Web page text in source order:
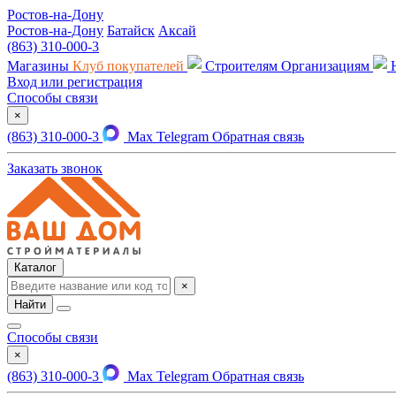
Ростов-на-Дону
Ростов-на-Дону Батайск Аксай
(863) 310-000-3
Магазины Клуб покупателей Строителям Организациям
Вход или регистрация
Способы связи
×
(863) 310-000-3 Max Telegram Обратная связь
Заказать звонок
Каталог
×
Найти
Способы связи
×
(863) 310-000-3 Max Telegram Обратная связь